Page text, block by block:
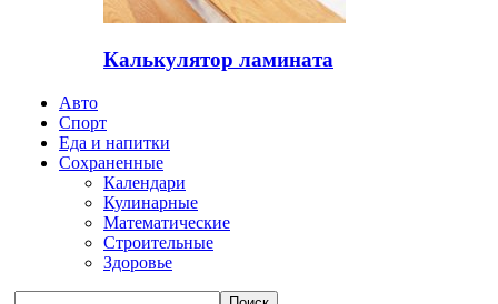
Калькулятор ламината
Авто
Спорт
Еда и напитки
Сохраненные
Календари
Кулинарные
Математические
Строительные
Здоровье